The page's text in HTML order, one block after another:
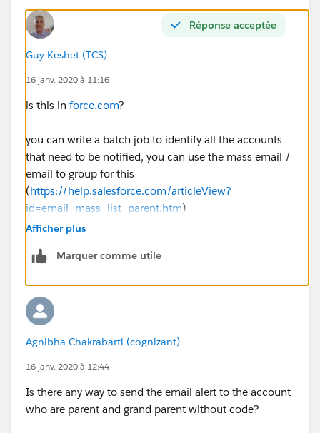
Réponse acceptée
Guy Keshet (TCS)
16 janv. 2020 à 11:16
is this in force.com?
you can write a batch job to identify all the accounts
that need to be notified, you can use the mass email /
email to group for this
(https://help.salesforce.com/articleView?
id=email_mass_list_parent.htm)
mass email, so you need to assess whether your
is yes, your solution becomes more mcomplciated -
you'll have to integrate to an external email server (eg
salesforce marketing cloud, MS exchange etc) and
trigger the emails
Afficher plus
Marquer comme utile
Agnibha Chakrabarti (cognizant)
16 janv. 2020 à 12:44
Is there any way to send the email alert to the account
who are parent and grand parent without code?